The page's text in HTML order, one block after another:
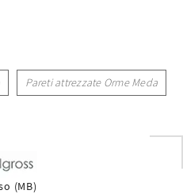
Pareti attrezzate Orme Meda
(MB)